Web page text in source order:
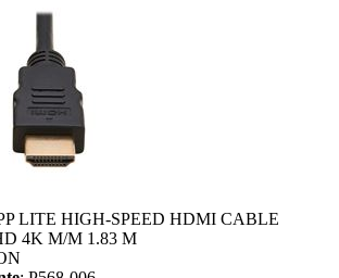
LITE HIGH-SPEED HDMI CABLE
4K M/M 1.83 M